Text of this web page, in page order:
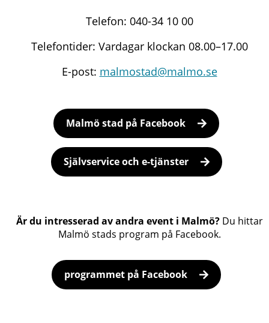
Telefon: 040-34 10 00
Telefontider: Vardagar klockan 08.00–17.00
E-post: malmostad@malmo.se
Malmö stad på Facebook
Självservice och e-tjänster
Är du intresserad av andra event i Malmö?Du hittar
Malmö stads program på Facebook.
programmet på Facebook